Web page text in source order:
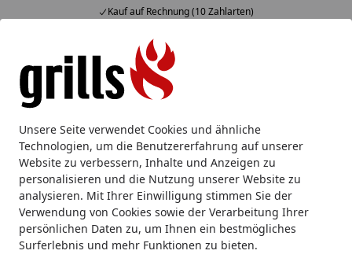
Unsere Seite verwendet Cookies und ähnliche
Technologien, um die Benutzererfahrung auf unserer
Website zu verbessern, Inhalte und Anzeigen zu
personalisieren und die Nutzung unserer Website zu
analysieren. Mit Ihrer Einwilligung stimmen Sie der
Verwendung von Cookies sowie der Verarbeitung Ihrer
persönlichen Daten zu, um Ihnen ein bestmögliches
Surferlebnis und mehr Funktionen zu bieten.
Kauf auf Rechnung (10 Zahlarten)
Alle Produkte
Mein Konto
Suchen
Startseite
Broil King Broil King Gasgrill Broil King Baron
Broil King Baron
Ihre Artikelübersicht
Kategorien